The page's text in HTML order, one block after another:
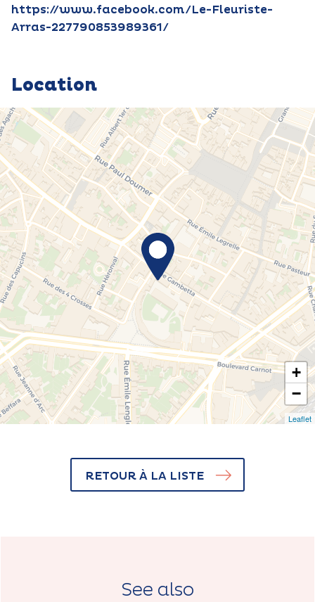
https://www.facebook.com/Le-Fleuriste-
Arras-227790853989361/
Location
+
−
Leaflet
RETOUR À LA LISTE
See also